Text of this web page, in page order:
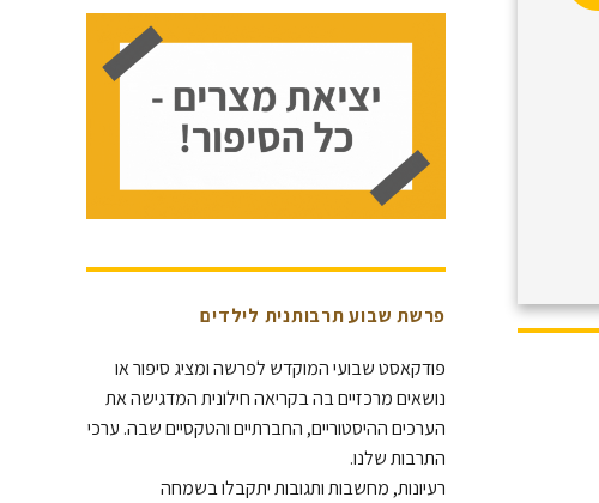
פרשת שבוע תרבותנית לילדים
פודקאסט שבועי המוקדש לפרשה ומציג סיפור או
נושאים מרכזיים בה בקריאה חילונית המדגישה את
הערכים ההיסטוריים, החברתיים והטקסיים שבה. ערכי
התרבות שלנו.
רעיונות, מחשבות ותגובות יתקבלו בשמחה